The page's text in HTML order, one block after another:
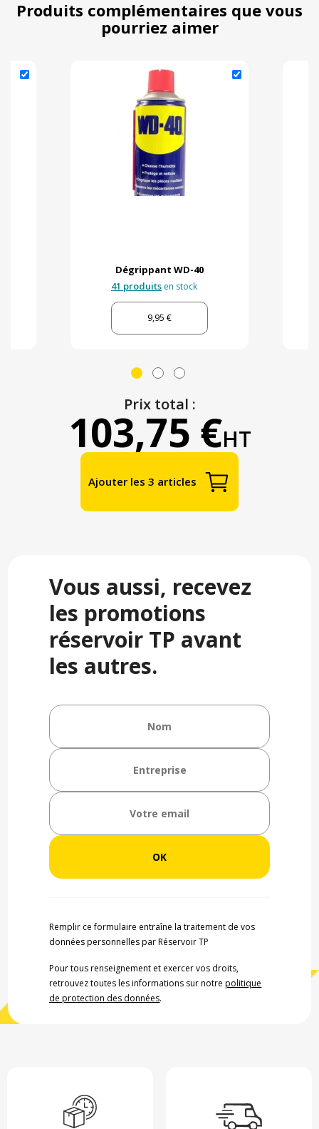
Produits complémentaires que vous
pourriez aimer
Dégrippant WD-40
41 produits en stock
9,95 €
Prix total :
103,75 €HT
Ajouter les 3 articles
Vous aussi, recevez
les promotions
réservoir TP avant
les autres.
Remplir ce formulaire entraîne la traitement de vos
données personnelles par Réservoir TP
Pour tous renseignement et exercer vos droits,
retrouvez toutes les informations sur notrepolitique
de protection des données.